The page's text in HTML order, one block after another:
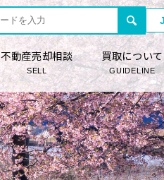
不動産売却相談
SELL
買取について
GUIDELINE